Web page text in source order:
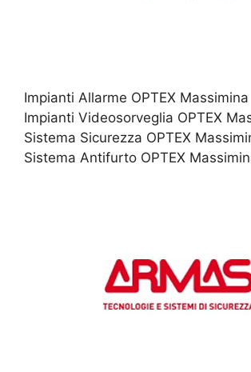
Impianti Allarme OPTEX Massimina
Impianti Videosorveglia OPTEX
Sistema Sicurezza OPTEX
Sistema Antifurto OPTEX